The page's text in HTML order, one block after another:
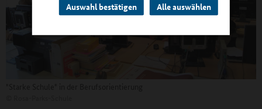
Auswahl bestätigen Alle auswählen